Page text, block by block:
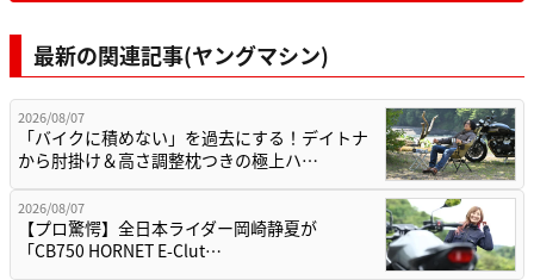
最新の関連記事(ヤングマシン)
2026/08/07
「バイクに積めない」を過去にする！デイトナ
から肘掛け＆高さ調整枕つきの極上ハ…
2026/08/07
【プロ驚愕】全日本ライダー岡崎静夏が
「CB750 HORNET E-Clut…